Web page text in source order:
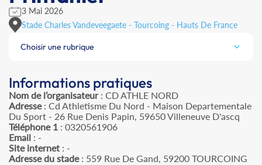
3 Mai 2026
Stade Charles Vandeveegaete - Tourcoing - Hauts De France
Choisir une rubrique
Informations pratiques
Nom de l’organisateur: CD ATHLE NORD
Adresse: Cd Athletisme Du Nord - Maison Departementale
Du Sport - 26 Rue Denis Papin, 59650 Villeneuve D'ascq
Téléphone 1 : 0320561906
Email : -
Site internet : -
Adresse du stade: 559 Rue De Gand, 59200 TOURCOING